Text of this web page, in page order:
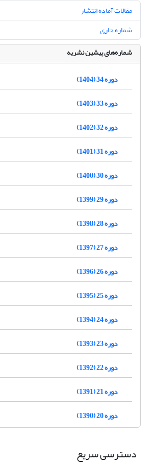
مقالات آماده انتشار
شماره جاری
شماره‌های پیشین نشریه
دوره 34 (1404)
دوره 33 (1403)
دوره 32 (1402)
دوره 31 (1401)
دوره 30 (1400)
دوره 29 (1399)
دوره 28 (1398)
دوره 27 (1397)
دوره 26 (1396)
دوره 25 (1395)
دوره 24 (1394)
دوره 23 (1393)
دوره 22 (1392)
دوره 21 (1391)
دوره 20 (1390)
دسترسی سریع